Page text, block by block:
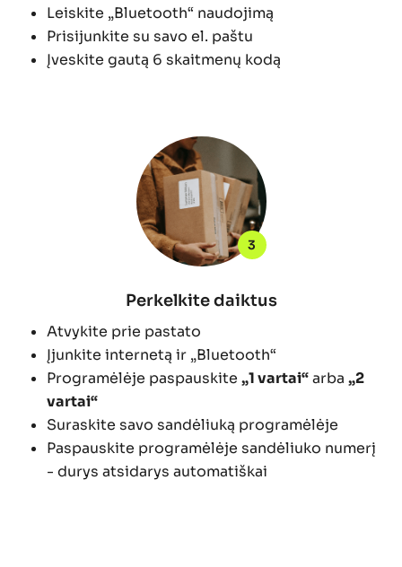
Leiskite „Bluetooth“ naudojimą
Prisijunkite su savo el. paštu
Įveskite gautą 6 skaitmenų kodą
3
Perkelkite daiktus
Atvykite prie pastato
Įjunkite internetą ir „Bluetooth“
Programėlėje paspauskite „1 vartai“arba „2
vartai“
Suraskite savo sandėliuką programėlėje
Paspauskite programėlėje sandėliuko numerį
- durys atsidarys automatiškai